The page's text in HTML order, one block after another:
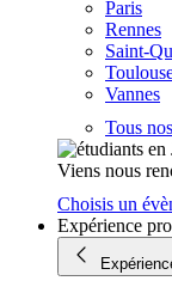
Paris
Rennes
Saint-
Vannes
Tous
Viens nous
Choisis un
Expérience pro